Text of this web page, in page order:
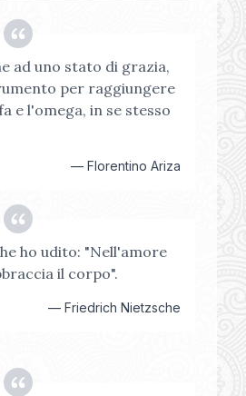
ad uno stato di grazia,
per raggiungere
e l'omega, in se stesso
— Florentino Ariza
ho udito: "Nell'amore
il corpo".
— Friedrich Nietzsche